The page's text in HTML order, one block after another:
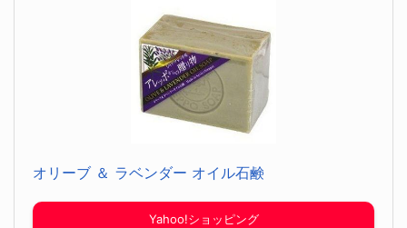
オリーブ ＆ ラベンダー オイル石鹸
Yahoo!ショッピング